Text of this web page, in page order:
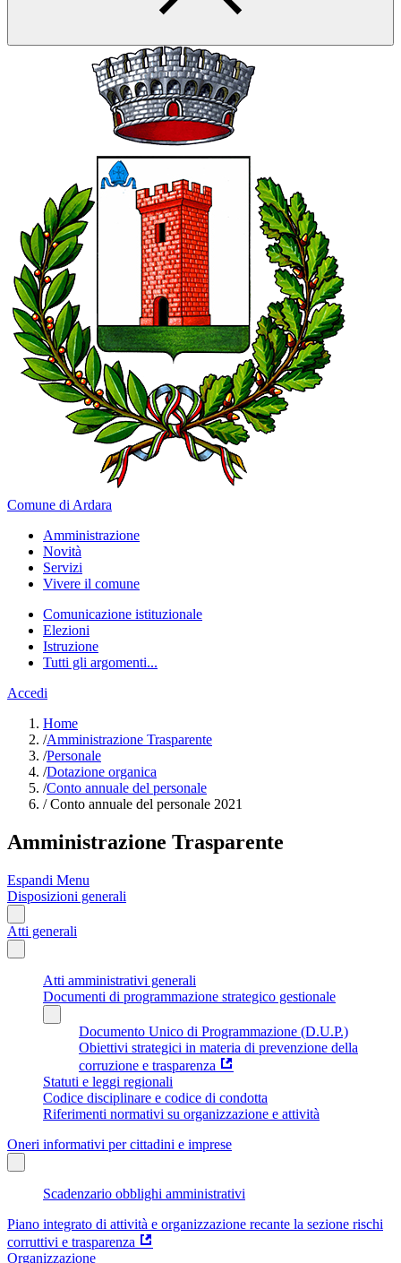
Comune di Ardara
Amministrazione
Novità
Servizi
Vivere il comune
Comunicazione istituzionale
Elezioni
Istruzione
Tutti gli argomenti...
Accedi
Home
/Amministrazione Trasparente
/Personale
/Dotazione organica
/Conto annuale del personale
/Conto annuale del personale 2021
Amministrazione Trasparente
Espandi Menu
Disposizioni generali
Atti generali
Atti amministrativi generali
Documenti di programmazione strategico gestionale
Documento Unico di Programmazione (D.U.P.)
Obiettivi strategici in materia di prevenzione della
corruzione e trasparenza
Statuti e leggi regionali
Codice disciplinare e codice di condotta
Riferimenti normativi su organizzazione e attività
Oneri informativi per cittadini e imprese
Scadenzario obblighi amministrativi
Piano integrato di attività e organizzazione recante la sezione rischi
corruttivi e trasparenza
Organizzazione